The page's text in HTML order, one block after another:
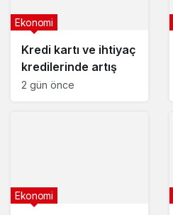
Kredi kartı ve ihtiyaç
kredilerinde artış
Ekonomi
2 gün önce
Ekonomi